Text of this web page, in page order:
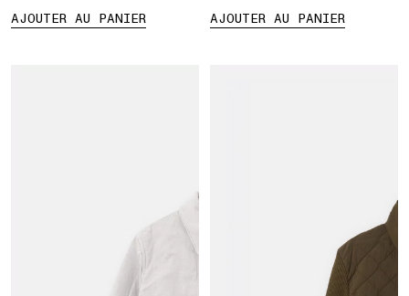
AJOUTER AU PANIER
AJOUTER AU PANIER